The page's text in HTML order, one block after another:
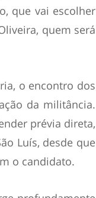
que vai escolher
quem será
o encontro dos
da militância.
prévia direta,
Luís, desde que
o candidato.